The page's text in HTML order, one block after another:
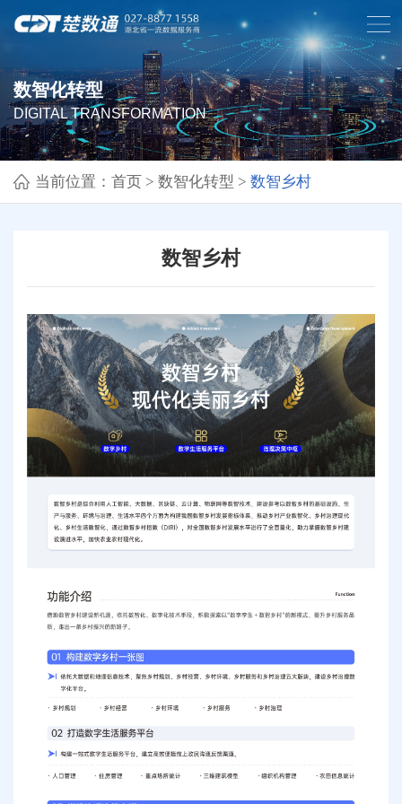
数智化转型
DIGITAL TRANSFORMATION
当前位置： 首页> 数智化转型 > 数智乡村
数智乡村